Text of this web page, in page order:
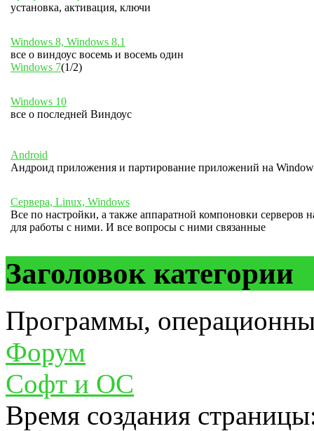
установка, активация, ключи
Windows 8, Windows 8.1
все о виндоус восемь и восемь один
Windows 7(1/2)
Windows 10
все о последней Виндоус
Android
Андроид приложения и партирование приложений на
Сервера, Linux, Windows
Все по настройки, а также аппаратной компоновки серверов
для работы с ними. И все вопросы с ними связанные
Заголовок категории
Программы,
Форум
Cофт и ОС
Время создания